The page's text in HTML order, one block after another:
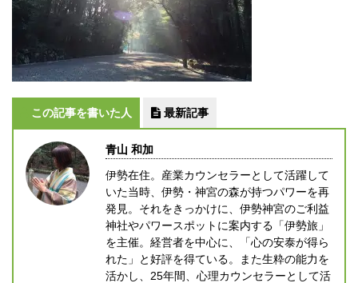
この記事を書いた人 最新記事
青山 和加
伊勢在住。産業カウンセラーとして活躍して
いた当時、伊勢・神宮の森が持つパワーを再
発見。それをきっかけに、伊勢神宮のご利益
神社やパワースポットに案内する「伊勢旅」
を主催。経営者を中心に、「心の安泰が得ら
れた」と好評を得ている。また生粋の能力を
活かし、25年間、心理カウンセラーとして活